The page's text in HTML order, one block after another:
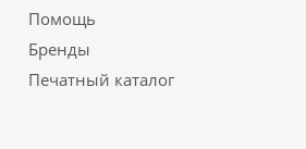
Помощь
Бренды
Печатный каталог